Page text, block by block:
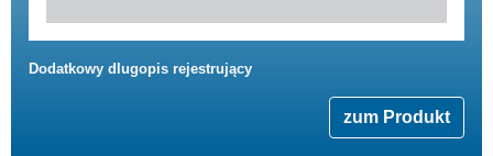
Dodatkowy dlugopis rejestrujący
zum Produkt